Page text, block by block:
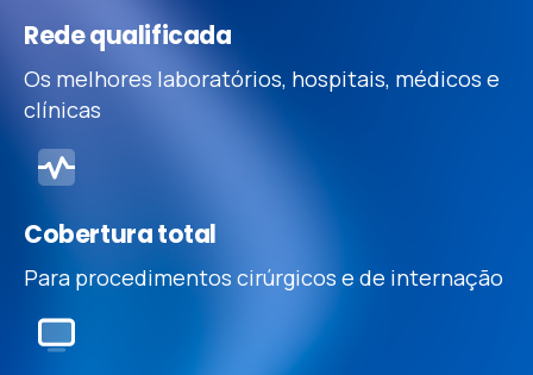
Rede qualificada
Os melhores laboratórios, hospitais, médicos e
clínicas
Cobertura total
Para procedimentos cirúrgicos e de internação